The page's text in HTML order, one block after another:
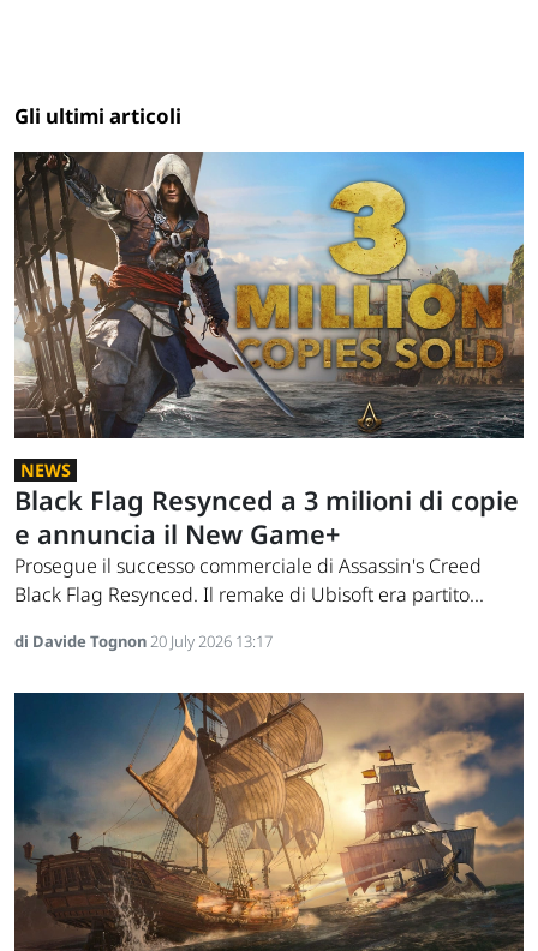
Gli ultimi articoli
NEWS
Black Flag Resynced a 3 milioni di copie
e annuncia il New Game+
Prosegue il successo commerciale di Assassin's Creed
Black Flag Resynced. Il remake di Ubisoft era partito...
di Davide Tognon20 July 2026 13:17